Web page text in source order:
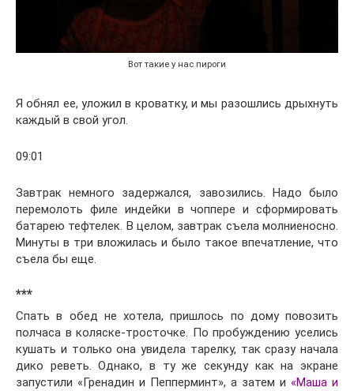
Вот такие у нас пироги
Я обнял ее, уложил в кроватку, и мы разошлись дрыхнуть
каждый в свой угол.
09:01
Завтрак немного задержался, завозились. Надо было
перемолоть филе индейки в чоппере и сформировать
батарею тефтелек. В целом, завтрак съела молниеносно.
Минуты в три вложилась и было такое впечатление, что
съела бы еще.
***
Спать в обед не хотела, пришлось по дому повозить
полчаса в коляске-тросточке. По пробуждению уселись
кушать и только она увидела тарелку, так сразу начала
дико реветь. Однако, в ту же секунду как на экране
запустили «Гренадин и Пепперминт», а затем и «Маша и